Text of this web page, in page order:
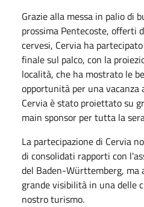
Grazie alla messa in palio di
prossima Pentecoste, offerti
cervesi, Cervia ha
finale sul palco, con la
località, che ha mostrato le
opportunità per una vacanza
Cervia è stato proiettato su
main sponsor per tutta la
La partecipazione di Cervia
di consolidati rapporti con
del Baden-Württemberg, ma
grande visibilità in una delle
nostro turismo.